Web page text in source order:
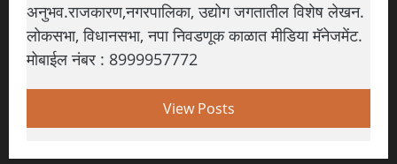
अनुभव.राजकारण,नगरपालिका, उद्योग जगतातील विशेष लेखन.
लोकसभा, विधानसभा, नपा निवडणूक काळात मीडिया मॅनेजमेंट.
मोबाईल नंबर : 8999957772
View Posts